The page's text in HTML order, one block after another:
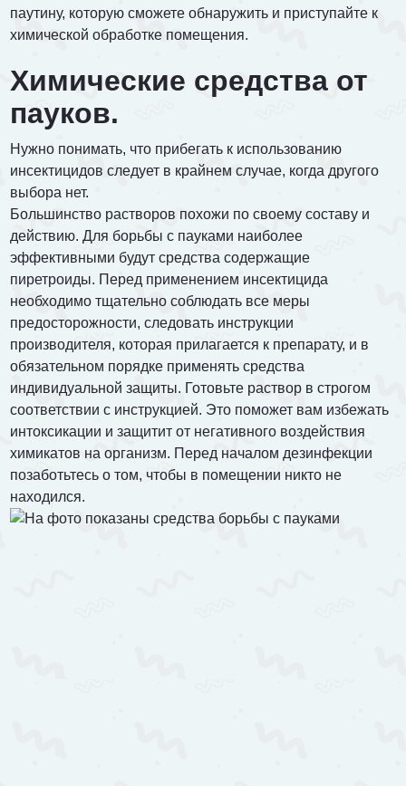
паутину, которую сможете обнаружить и приступайте к
химической обработке помещения.
Химические средства от
пауков.
Нужно понимать, что прибегать к использованию
инсектицидов следует в крайнем случае, когда другого
выбора нет.
Большинство растворов похожи по своему составу и
действию. Для борьбы с пауками наиболее
эффективными будут средства содержащие
пиретроиды. Перед применением инсектицида
необходимо тщательно соблюдать все меры
предосторожности, следовать инструкции
производителя, которая прилагается к препарату, и в
обязательном порядке применять средства
индивидуальной защиты. Готовьте раствор в строгом
соответствии с инструкцией. Это поможет вам избежать
интоксикации и защитит от негативного воздействия
химикатов на организм. Перед началом дезинфекции
позаботьтесь о том, чтобы в помещении никто не
находился.